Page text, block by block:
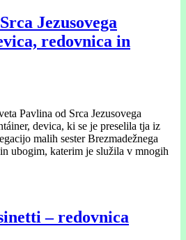
Jezusovega
redovnica in
Pavlina od Srca Jezusovega
devica, ki se je preselila tja iz
malih sester Brezmadežnega
ubogim, katerim je služila v mnogih
– redovnica